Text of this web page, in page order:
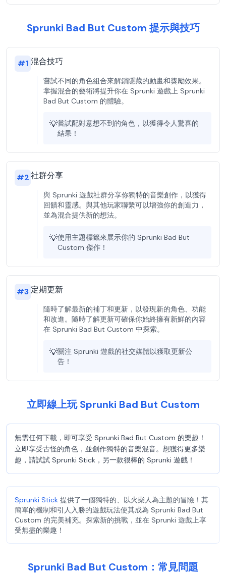
Sprunki Bad But Custom 提示與技巧
#1 混合技巧
嘗試不同的角色組合來解鎖隱藏的動畫和獎勵效果。
掌握混合的藝術將提升你在 Sprunki 遊戲上 Sprunki
Bad But Custom 的體驗。
💡嘗試配對意想不到的角色，以獲得令人驚喜的
結果！
#2社群分享
與 Sprunki 遊戲社群分享你獨特的音樂創作，以獲得
回饋和靈感。與其他玩家聯繫可以增強你的創造力，
並為混合提供新的想法。
💡使用主題標籤來展示你的 Sprunki Bad But
Custom 傑作！
#3 定期更新
隨時了解最新的補丁和更新，以發現新的角色、功能
和改進。隨時了解更新可確保你始終擁有新鮮的內容
在 Sprunki Bad But Custom 中探索。
💡關注 Sprunki 遊戲的社交媒體以獲取更新公
告！
立即線上玩 Sprunki Bad But Custom
無需任何下載，即可享受 Sprunki Bad But Custom 的樂趣！
立即享受古怪的角色，並創作獨特的音樂混音。想獲得更多樂
趣，請試試 Sprunki Stick，另一款很棒的 Sprunki 遊戲！
Sprunki Stick 提供了一個獨特的、以火柴人為主題的冒險！其
簡單的機制和引人入勝的遊戲玩法使其成為 Sprunki Bad But
Custom 的完美補充。探索新的挑戰，並在 Sprunki 遊戲上享
受無盡的樂趣！
Sprunki Bad But Custom：常見問題